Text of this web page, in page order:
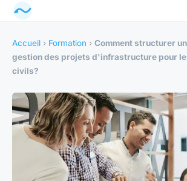
Accueil › Formation › Comment structurer
gestion des projets d'infrastructure pour
civils?